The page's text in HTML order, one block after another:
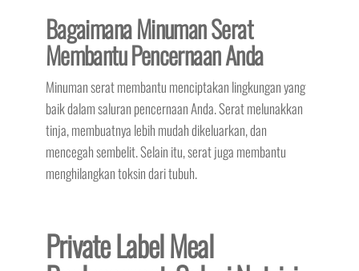
Bagaimana Minuman Serat
Membantu Pencernaan Anda
Minuman serat membantu menciptakan lingkungan yang
baik dalam saluran pencernaan Anda. Serat melunakkan
tinja, membuatnya lebih mudah dikeluarkan, dan
mencegah sembelit. Selain itu, serat juga membantu
menghilangkan toksin dari tubuh.
Private Label Meal